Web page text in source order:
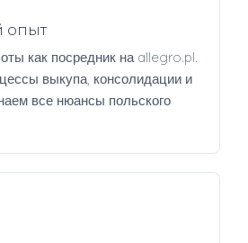
опыт
как посредник на allegro.pl.
выкупа, консолидации и
все нюансы польского